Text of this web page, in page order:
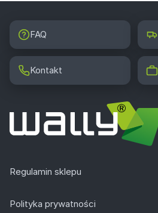
FAQ
Kontakt
Regulamin sklepu
Polityka prywatności